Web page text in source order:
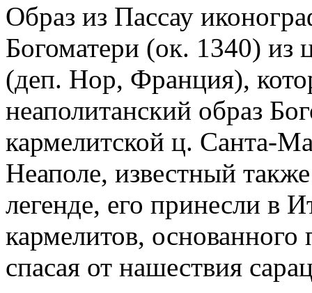
Образ из Пассау
Богоматери (ок. 1340)
(деп. Нор, Франция),
неаполитанский образ
кармелитской ц. Санта-
Неаполе, известный
легенде, его принесли в
кармелитов,
спасая от нашествия